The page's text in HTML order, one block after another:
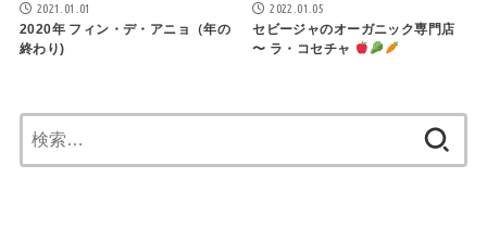
2021.01.01
2020年 フィン・デ・アニョ（年の
終わり)
2022.01.05
セビージャのオーガニック専門店
〜 ラ・コセチャ
索: